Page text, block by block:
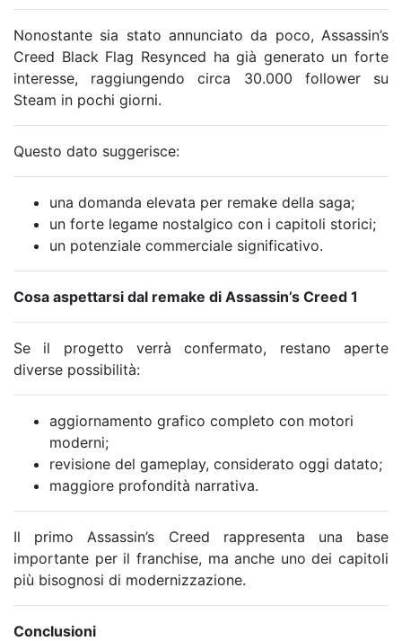
Nonostante sia stato annunciato da poco, Assassin’s
Creed Black Flag Resynced ha già generato un forte
interesse, raggiungendo circa 30.000 follower su
Steam in pochi giorni.
Questo dato suggerisce:
una domanda elevata per remake della saga;
un forte legame nostalgico con i capitoli storici;
un potenziale commerciale significativo.
Cosa aspettarsi dal remake di Assassin’s Creed 1
Se il progetto verrà confermato, restano aperte
diverse possibilità:
aggiornamento grafico completo con motori
moderni;
revisione del gameplay, considerato oggi datato;
maggiore profondità narrativa.
Il primo Assassin’s Creed rappresenta una base
importante per il franchise, ma anche uno dei capitoli
più bisognosi di modernizzazione.
Conclusioni